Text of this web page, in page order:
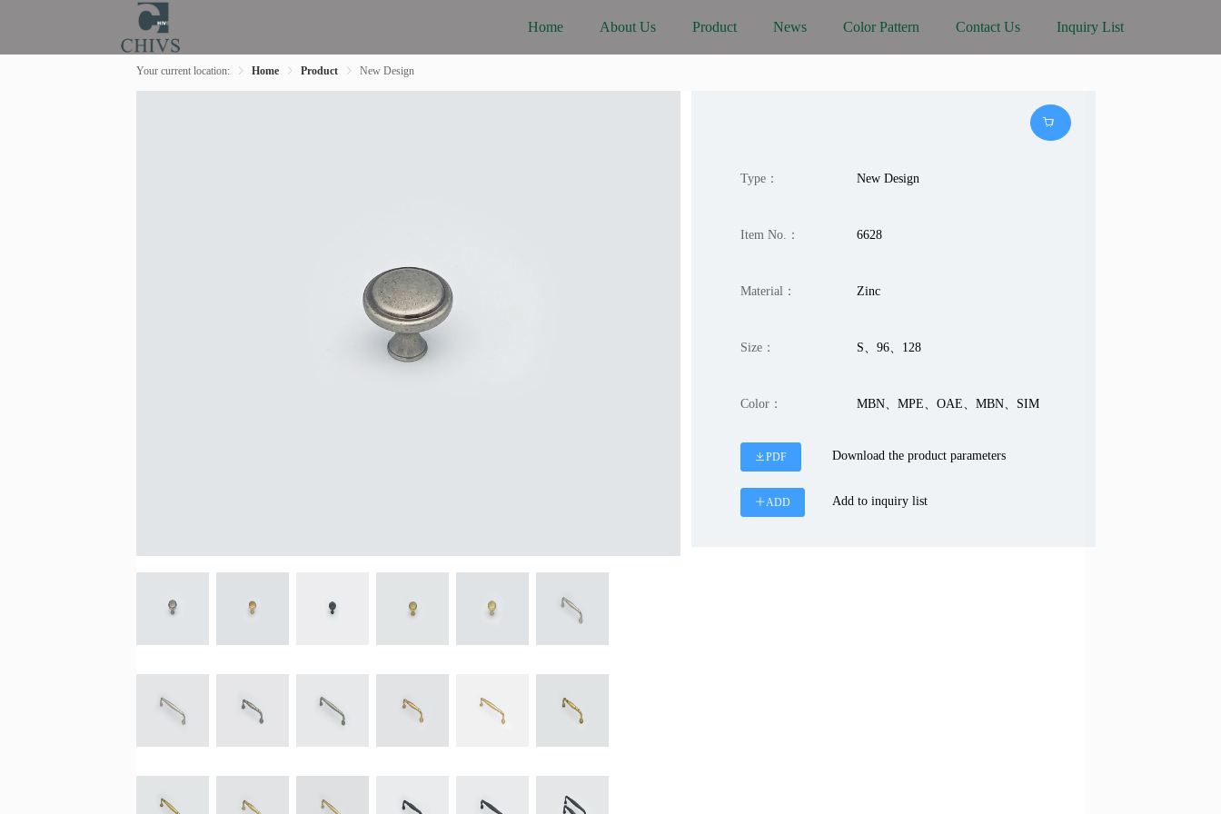
Home About Us Product News Color Pattern Contact Us Inquiry List
Your current location: Home Product New Design
Type： New Design
Item No.： 6628
Material： Zinc
Size： S、96、128
Color： MBN、MPE、OAE、MBN、SIM
PDF Download the product parameters
ADD Add to inquiry list